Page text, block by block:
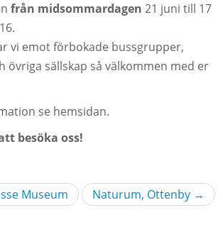
från midsommardagen 21 juni till 17
vi emot förbokade bussgrupper,
övriga sällskap så välkommen med er
se hemsidan.
besöka oss!
Museum Naturum, Ottenby →